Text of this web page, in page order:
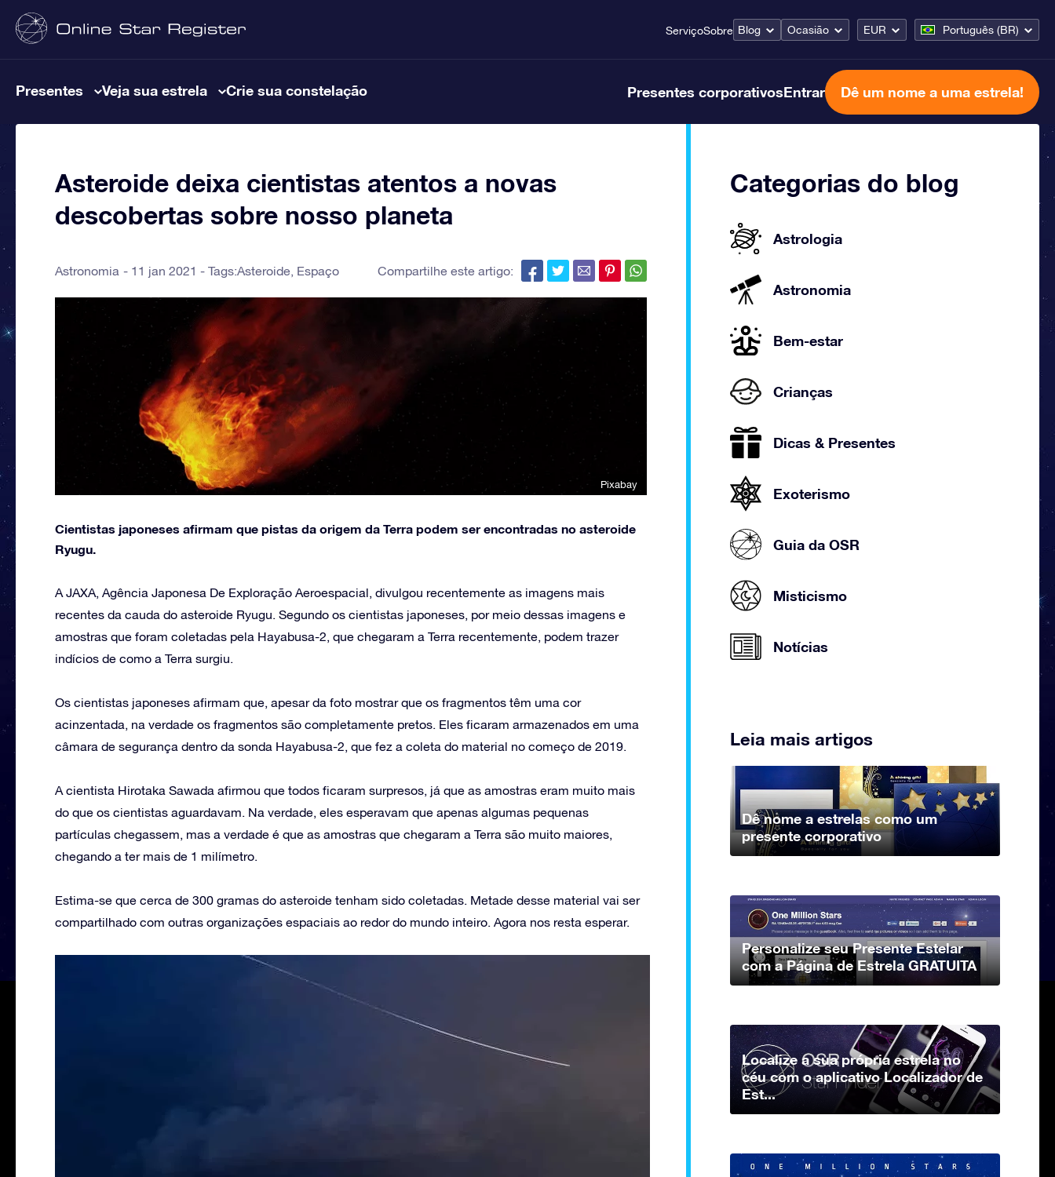
ServiçoSobre Blog Ocasião EUR Português (BR)
Presentes Veja sua estrela Crie sua constelação Presentes corporativosEntrar Dê um nome a uma estrela!
Asteroide deixa cientistas atentos a novas
descobertas sobre nosso planeta
Astronomia 11 jan 2021 - Tags:Asteroide, Espaço Compartilhe este artigo:
Pixabay
Cientistas japoneses afirmam que pistas da origem da Terra podem ser encontradas no asteroide
Ryugu.
A JAXA, Agência Japonesa De Exploração Aeroespacial, divulgou recentemente as imagens mais
recentes da cauda do asteroide Ryugu. Segundo os cientistas japoneses, por meio dessas imagens e
amostras que foram coletadas pela Hayabusa-2, que chegaram a Terra recentemente, podem trazer
indícios de como a Terra surgiu.
Os cientistas japoneses afirmam que, apesar da foto mostrar que os fragmentos têm uma cor
acinzentada, na verdade os fragmentos são completamente pretos. Eles ficaram armazenados em uma
câmara de segurança dentro da sonda Hayabusa-2, que fez a coleta do material no começo de 2019.
A cientista Hirotaka Sawada afirmou que todos ficaram surpresos, já que as amostras eram muito mais
do que os cientistas aguardavam. Na verdade, eles esperavam que apenas algumas pequenas
partículas chegassem, mas a verdade é que as amostras que chegaram a Terra são muito maiores,
chegando a ter mais de 1 milímetro.
Estima-se que cerca de 300 gramas do asteroide tenham sido coletadas. Metade desse material vai ser
compartilhado com outras organizações espaciais ao redor do mundo inteiro. Agora nos resta esperar.
Categorias do blog
Astrologia
Astronomia
Bem-estar
Crianças
Dicas & Presentes
Exoterismo
Guia da OSR
Misticismo
Notícias
Leia mais artigos
Dê nome a estrelas como um
presente corporativo
Personalize seu Presente Estelar
com a Página de Estrela GRATUITA
Localize a sua própria estrela no
céu com o aplicativo Localizador de
Est...